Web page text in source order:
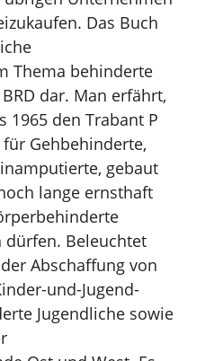
Das Buch
Thema behinderte
dar. Man erfährt,
1965 den Trabant P
Gehbehinderte,
gebaut
lange ernsthaft
dürfen. Beleuchtet
Abschaffung von
und-Jugend-
Jugendliche sowie